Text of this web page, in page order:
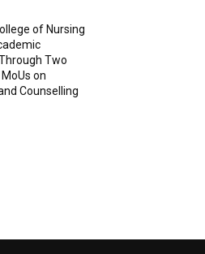
of Nursing
Two
on
Counselling